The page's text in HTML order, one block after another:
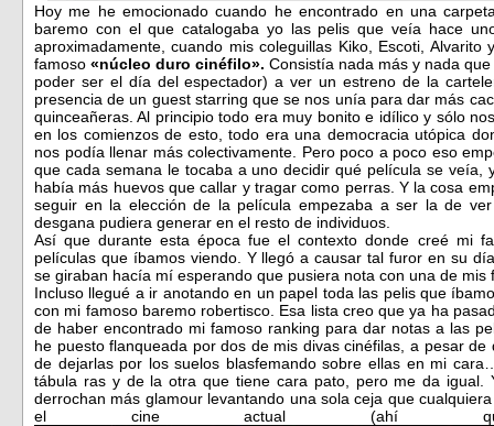
Hoy me he emocionado cuando he encontrado en una
baremo con el que catalogaba yo las pelis que veía hace
aproximadamente, cuando mis coleguillas Kiko, Escoti,
famoso «núcleo duro cinéfilo». Consistía nada más y nada
poder ser el día del espectador) a ver un estreno de la
presencia de un guest starring que se nos unía para dar más
quinceañeras. Al principio todo era muy bonito e idílico y sólo
en los comienzos de esto, todo era una democracia utópica
nos podía llenar más colectivamente. Pero poco a poco eso
que cada semana le tocaba a uno decidir qué película se
había más huevos que callar y tragar como perras. Y la cosa
seguir en la elección de la película empezaba a ser la de
desgana pudiera generar en el resto de individuos.
Así que durante esta época fue el contexto donde creé mi
películas que íbamos viendo. Y llegó a causar tal furor en su
se giraban hacía mí esperando que pusiera nota con una de mis
Incluso llegué a ir anotando en un papel toda las pelis que
con mi famoso baremo robertisco. Esa lista creo que ya ha
de haber encontrado mi famoso ranking para dar notas a las
he puesto flanqueada por dos de mis divas cinéfilas, a pesar
de dejarlas por los suelos blasfemando sobre ellas en mi
tábula ras y de la otra que tiene cara pato, pero me da igual.
derrochan más glamour levantando una sola ceja que
el cine actual (ahí